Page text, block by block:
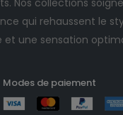
Nos collections
qui rehaussent le
et une sensation
Modes de paiement